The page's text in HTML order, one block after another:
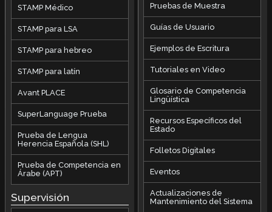
STAMP Médico
STAMP para LSA
STAMP para hebreo
STAMP para latín
Avant PLACE
SuperLanguage Prueba
Prueba de Lengua
Herencia Española (SHL)
Prueba de Competencia en
Árabe (APT)
Supervisión
Pruebas de Muestra
Guías de Usuario
Ejemplos de Escritura
Tutoriales en Video
Glosario de Competencia
Lingüística
Recursos Específicos del
Estado
Folletos Digitales
Eventos
Actualizaciones de
Mantenimiento del Sistema